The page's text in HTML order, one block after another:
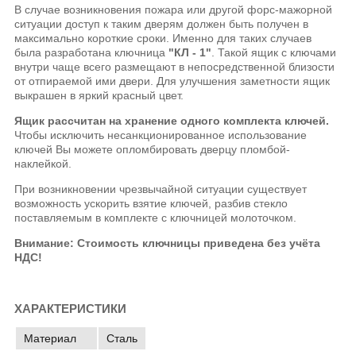
В случае возникновения пожара или другой форс-мажорной
ситуации доступ к таким дверям должен быть получен в
максимально короткие сроки. Именно для таких случаев
была разработана ключница "КЛ - 1" . Такой ящик с ключами
внутри чаще всего размещают в непосредственной близости
от отпираемой ими двери. Для улучшения заметности ящик
выкрашен в яркий красный цвет.
Ящик рассчитан на хранение одного комплекта ключей.
Чтобы исключить несанкционированное использование
ключей Вы можете опломбировать дверцу пломбой-
наклейкой.
При возникновении чрезвычайной ситуации существует
возможность ускорить взятие ключей, разбив стекло
поставляемым в комплекте с ключницей молоточком.
Внимание: Стоимость ключницы приведена без учёта
НДС!
ХАРАКТЕРИСТИКИ
Материал
Сталь